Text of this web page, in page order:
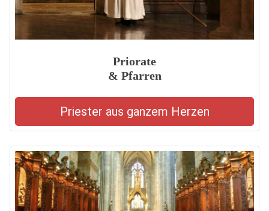
Priorate
& Pfarren
Priester aus ganzem Herzen